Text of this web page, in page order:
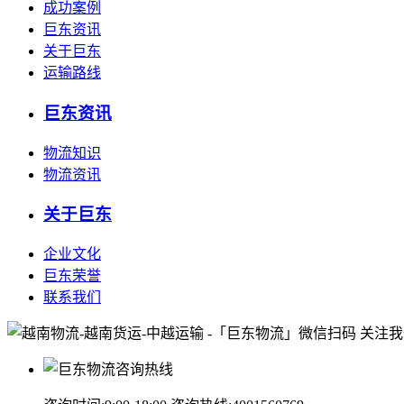
成功案例
巨东资讯
关于巨东
运输路线
巨东资讯
物流知识
物流资讯
关于巨东
企业文化
巨东荣誉
联系我们
微信扫码 关注